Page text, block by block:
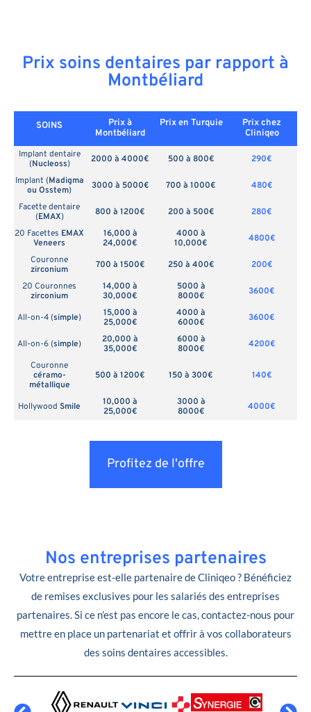
Prix soins dentaires par rapport à
Montbéliard
SOINS
Prix à
Montbéliard
Prix en Turquie
Prix chez
Cliniqeo
Implant dentaire
(Nucleoss) 2000 à 4000€ 500 à 800€
290€
Implant (Madigma
ou Osstem) 3000 à 5000€ 700 à 1000€
480€
Facette dentaire
(EMAX) 800 à 1200€ 200 à 500€
280€
20 Facettes EMAX
Veneers
16,000 à
24,000€
4000 à
10,000€
4800€
Couronne
zirconium
700 à 1500€ 250 à 400€
200€
20 Couronnes
zirconium
14,000 à
30,000€
5000 à
8000€
3600€
All-on-4 (simple)
15,000 à
25,000€
4000 à
6000€
3600€
All-on-6 (simple)
20,000 à
35,000€
6000 à
8000€
4200€
Couronne
céramo-
métallique
500 à 1200€ 150 à 300€ 140€
Hollywood Smile
10,000 à
25,000€
3000 à
8000€
4000€
Profitez de l'offre
Nos entreprises partenaires
Votre entreprise est-elle partenaire de Cliniqeo ? Bénéficiez
de remises exclusives pour les salariés des entreprises
partenaires. Si ce n’est pas encore le cas, contactez-nous pour
mettre en place un partenariat et offrir à vos collaborateurs
des soins dentaires accessibles.